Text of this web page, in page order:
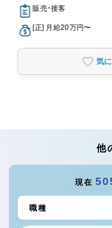
販売・接客
[正] 月給20万円〜
気
他
現在